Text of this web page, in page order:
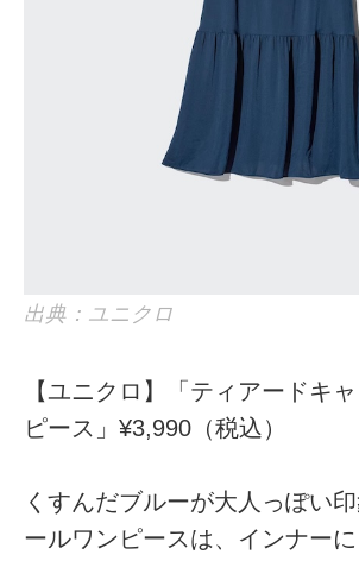
出典：ユニクロ
【ユニクロ】「ティアードキ
ピース」¥3,990（税込）
くすんだブルーが大人っぽい
ールワンピースは、インナー